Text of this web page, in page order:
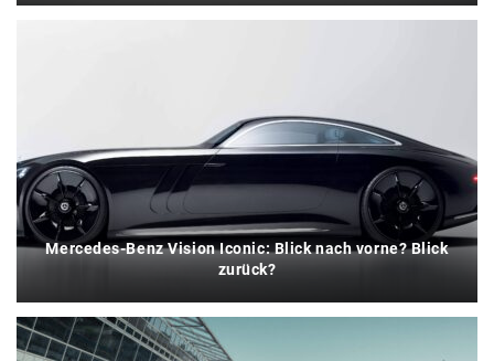
Mercedes-Benz Vision Iconic: Blick nach vorne? Blick
zurück?